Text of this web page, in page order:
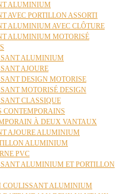
ALUMINIUM
AVEC PORTILLON ASSORTI
ALUMINIUM AVEC CLÔTURE
ALUMINIUM MOTORISÉ
ALUMINIUM
AJOURE
DESIGN MOTORISE
MOTORISÉ DESIGN
CLASSIQUE
CONTEMPORAINS
À DEUX VANTAUX
AJOURE ALUMINIUM
ALUMINIUM
PVC
ALUMINIUM ET PORTILLON
COULISSANT ALUMINIUM